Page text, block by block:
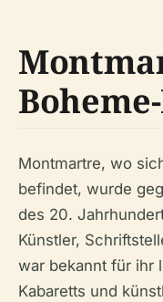
Montmartre, wo
befindet, wurde
des 20.
Künstler,
war bekannt für ihr
Kabaretts und